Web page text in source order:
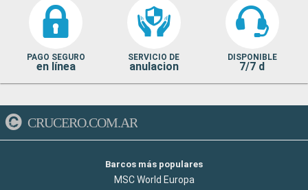
PAGO SEGURO
en línea
SERVICIO DE
anulacion
DISPONIBLE
7/7 d
CRUCERO.COM.AR
Barcos más populares
MSC World Europa